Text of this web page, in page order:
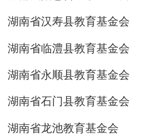
湖南省汉寿县教育基金会
湖南省临澧县教育基金会
湖南省永顺县教育基金会
湖南省石门县教育基金会
湖南省龙池教育基金会